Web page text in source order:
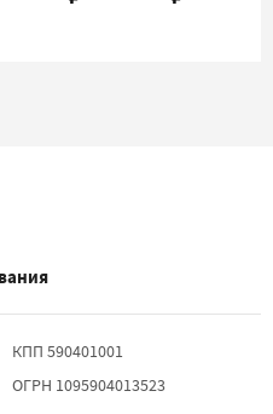
КПП 590401001
ОГРН 1095904013523